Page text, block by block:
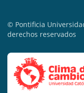
© Pontificia
derechos reservados